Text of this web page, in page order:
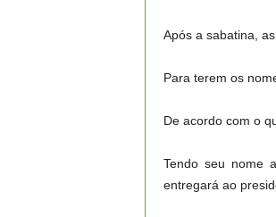
Após a sabatina,
Para terem os
De acordo com o
Tendo seu nome
entregará ao